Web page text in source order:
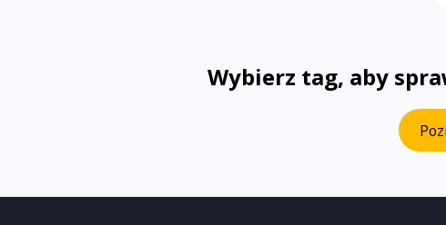
Wybierz tag, aby